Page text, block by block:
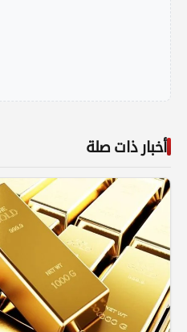
أخبار ذات صلة